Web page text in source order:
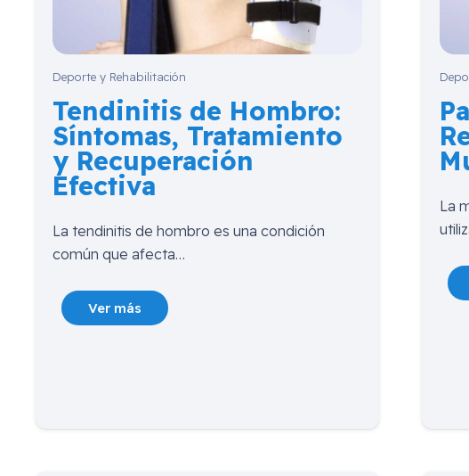
Deporte y Rehabilitación
Tendinitis de Hombro:
Síntomas, Tratamiento
y Recuperación
Efectiva
La tendinitis de hombro es una condición
común que afecta…
Ver más
La